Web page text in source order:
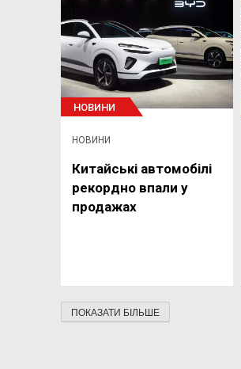
НОВИНИ
НОВИНИ
Китайські автомобілі
рекордно впали у
продажах
ПОКАЗАТИ БІЛЬШЕ